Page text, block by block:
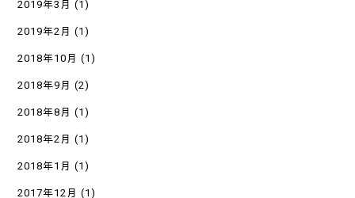
2019年3月 (1)
2019年2月 (1)
2018年10月 (1)
2018年9月 (2)
2018年8月 (1)
2018年2月 (1)
2018年1月 (1)
2017年12月 (1)